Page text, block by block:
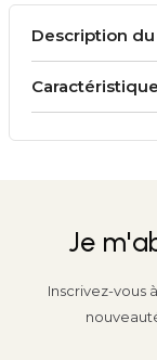
Description
Je
Inscrivez-vous